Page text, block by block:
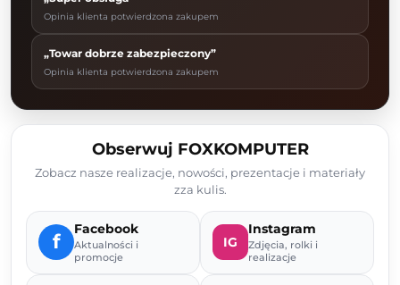
Opinia klienta potwierdzona zakupem
„Towar dobrze zabezpieczony”
Opinia klienta potwierdzona zakupem
Obserwuj FOXKOMPUTER
Zobacz nasze realizacje, nowości, prezentacje i materiały
zza kulis.
f
Facebook
Aktualności i
promocje
IG
Instagram
Zdjęcia, rolki i
realizacje